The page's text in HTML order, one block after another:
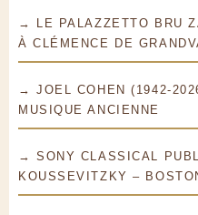
→ LE PALAZZETTO BRU
À CLÉMENCE DE
→ JOEL COHEN (1942-
MUSIQUE ANCIENNE
→ SONY CLASSICAL
KOUSSEVITZKY –